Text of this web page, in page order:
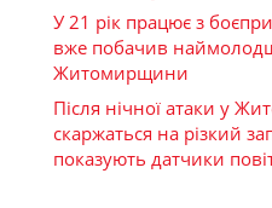
У 21 рік працює з
вже побачив
Житомирщини
Після нічної атаки у
скаржаться на різкий
показують датчики